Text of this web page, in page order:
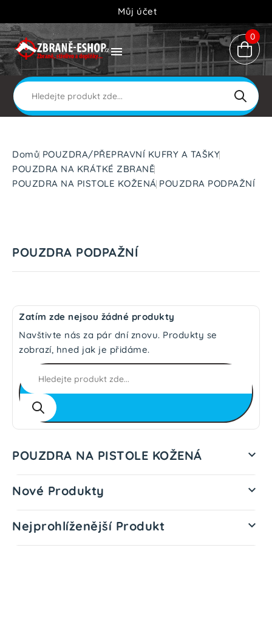
Můj účet

0
Domů POUZDRA/PŘEPRAVNÍ KUFRY A TAŠKY
POUZDRA NA KRÁTKÉ ZBRANĚ
POUZDRA NA PISTOLE KOŽENÁ POUZDRA PODPAŽNÍ
POUZDRA PODPAŽNÍ
Zatím zde nejsou žádné produkty
Navštivte nás za pár dní znovu. Produkty se
zobrazí, hned jak je přidáme.
POUZDRA NA PISTOLE KOŽENÁ 
Nové Produkty 
Nejprohlíženější Produkt 